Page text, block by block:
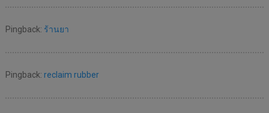
Pingback: ร้านยา
Pingback: reclaim rubber